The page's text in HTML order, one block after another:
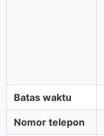
Batas waktu
Nomor telepon